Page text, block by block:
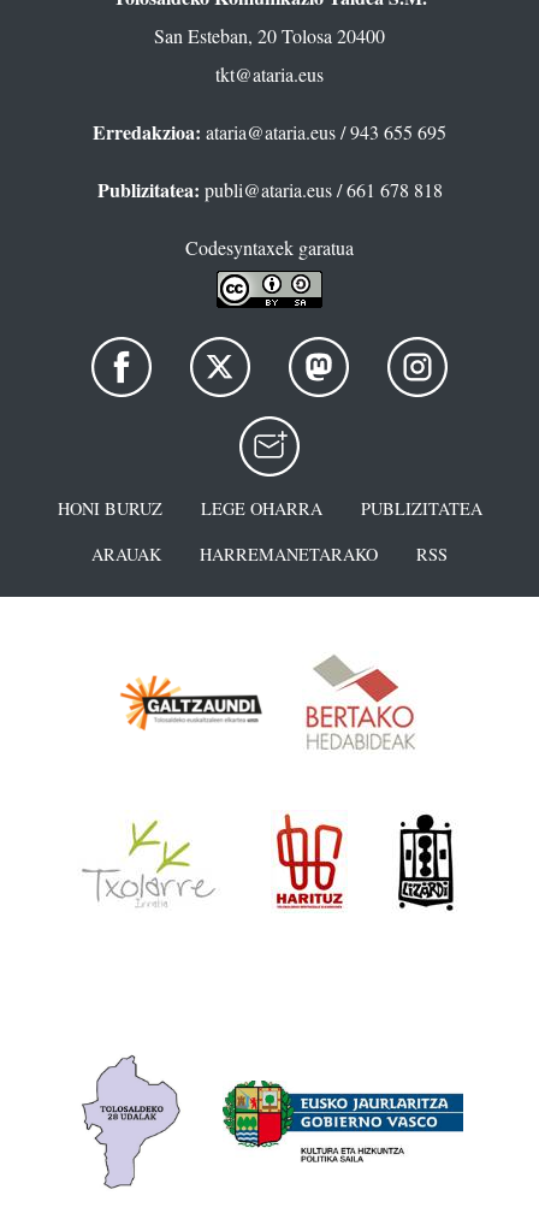
San Esteban, 20 Tolosa 20400
tkt@ataria.eus
Erredakzioa: ataria@ataria.eus/ 943 655 695
Publizitatea: publi@ataria.eus/ 661 678 818
Codesyntaxek garatua
HONI BURUZ LEGE OHARRA
PUBLIZITATEA
ARAUAK
HARREMANETARAKO RSS